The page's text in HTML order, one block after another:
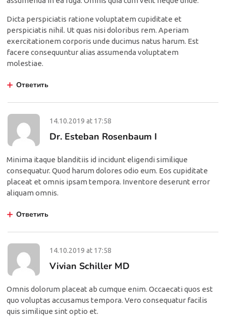
Dicta perspiciatis ratione voluptatem cupiditate et
perspiciatis nihil. Ut quas nisi doloribus rem. Aperiam
exercitationem corporis unde ducimus natus harum. Est
facere consequuntur alias assumenda voluptatem
molestiae.
Ответить
14.10.2019 at 17:58
Dr. Esteban Rosenbaum I
Minima itaque blanditiis id incidunt eligendi similique
consequatur. Quod harum dolores odio eum. Eos cupiditate
placeat et omnis ipsam tempora. Inventore deserunt error
aliquam omnis.
Ответить
14.10.2019 at 17:58
Vivian Schiller MD
Omnis dolorum placeat ab cumque enim. Occaecati quos est
quo voluptas accusamus tempora. Vero consequatur facilis
quis similique sint optio et.